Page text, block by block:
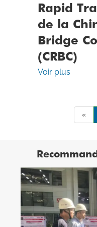
Rapid
de la
Bridge
(CRBC)
Voir plus
«
Les étudiants et
de fabrication
de Liming ont